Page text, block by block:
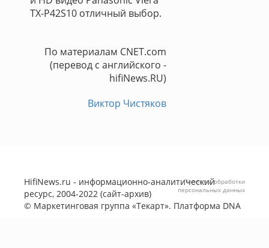
TX-P42S10 отличный выбор.
По материалам CNET.com
(перевод с английского -
hifiNews.RU)
Виктор Чистяков
HifiNews.ru - информационно-аналитический
ресурс, 2004-2022 (сайт-архив)
© Маркетинговая группа «Текарт». Платформа DNA
Политика обработки
персональных данных